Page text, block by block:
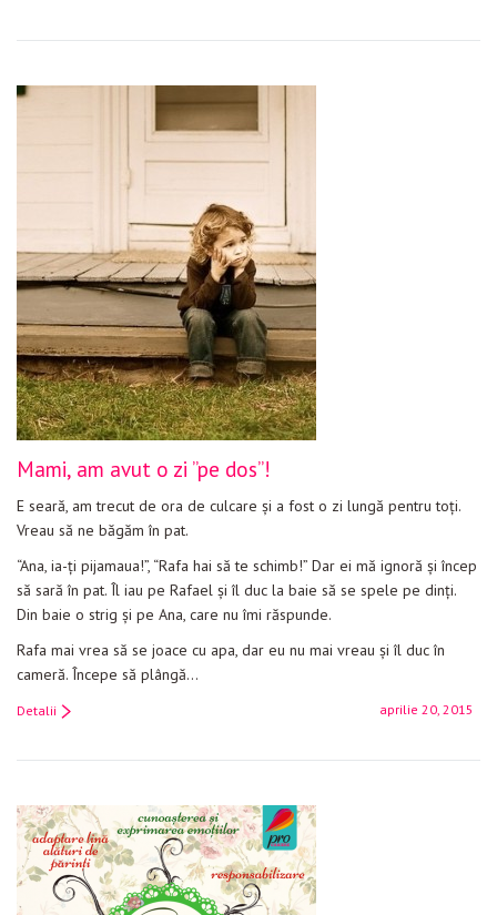
Mami, am avut o zi ”pe dos”!
E seară, am trecut de ora de culcare și a fost o zi lungă pentru toți.
Vreau să ne băgăm în pat.
“Ana, ia-ți pijamaua!”, “Rafa hai să te schimb!” Dar ei mă ignoră și încep
să sară în pat. Îl iau pe Rafael și îl duc la baie să se spele pe dinți.
Din baie o strig și pe Ana, care nu îmi răspunde.
Rafa mai vrea să se joace cu apa, dar eu nu mai vreau și îl duc în
cameră. Începe să plângă…
aprilie 20, 2015
Detalii